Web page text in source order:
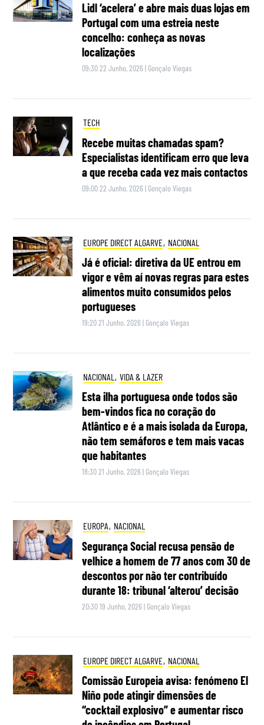
Lidl ‘acelera’ e abre mais duas lojas em
Portugal com uma estreia neste
concelho: conheça as novas
localizações
09:30 22 Junho, 2026 | Gonçalo Viegas
TECH
Recebe muitas chamadas spam?
Especialistas identificam erro que leva
a que receba cada vez mais contactos
09:00 22 Junho, 2026 | Gonçalo Viegas
EUROPE DIRECT ALGARVE, NACIONAL
Já é oficial: diretiva da UE entrou em
vigor e vêm aí novas regras para estes
alimentos muito consumidos pelos
portugueses
19:20 21 Junho, 2026 | Gonçalo Viegas
NACIONAL , VIDA & LAZER
Esta ilha portuguesa onde todos são
bem-vindos fica no coração do
Atlântico e é a mais isolada da Europa,
não tem semáforos e tem mais vacas
que habitantes
18:30 21 Junho, 2026 | Gonçalo Viegas
EUROPA, NACIONAL
Segurança Social recusa pensão de
velhice a homem de 77 anos com 30 de
descontos por não ter contribuído
durante 18: tribunal ‘alterou’ decisão
20:30 19 Junho, 2026 | Gonçalo Viegas
EUROPE DIRECT ALGARVE, NACIONAL
Comissão Europeia avisa: fenómeno El
Niño pode atingir dimensões de
“cocktail explosivo” e aumentar risco